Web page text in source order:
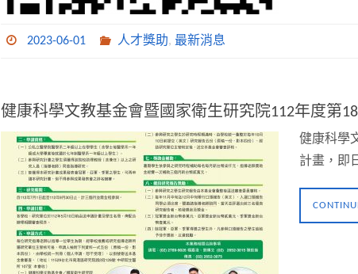
2023-06-01 人才獎助, 最新消息
健康科學文教基金會暨國家衛生研究院112年度第
健康科學
計畫，即